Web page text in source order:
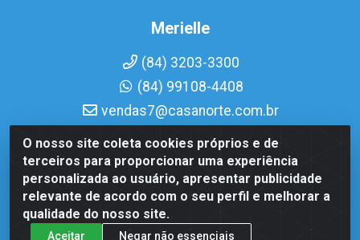
O nosso site coleta cookies próprios e de
terceiros para proporcionar uma experiência
personalizada ao usuário, apresentar publicidade
relevante de acordo com o seu perfil e melhorar a
qualidade do nosso site.
Aceitar Negar não essenciais
Merielle
(84) 3203-3300
(84) 99108-4408
vendas7@casanorte.com.br
Casa Norte LTDA - Av. Interventor Mário Câmara, 1815 -
Dix-Sept Rosado, Natal/RN - CEP 59054-600 - CNPJ
08.713.513/0001-51